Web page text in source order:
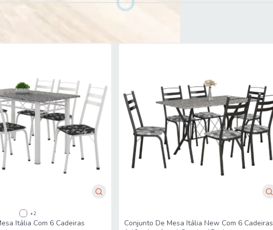
Cadeiras Milano Viero
+2
Itália Com 6 Cadeiras
Conjunto De Mesa Itália New Com 6 Cadeiras